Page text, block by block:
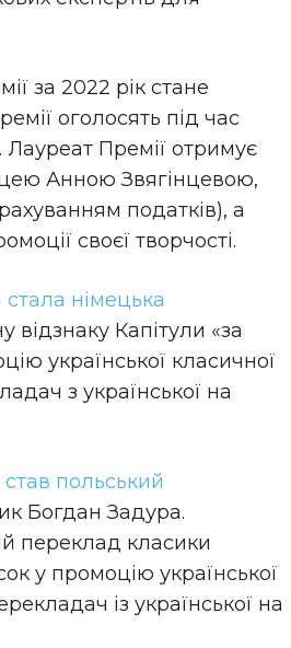
за 2022 рік стане
оголосять під час
Лауреат Премії отримує
Анною Звягінцевою,
податків), а
своєї творчості.
стала німецька
відзнаку Капітули «за
української класичної
з української на
став польський
Богдан Задура.
переклад класики
у промоцію української
із української на